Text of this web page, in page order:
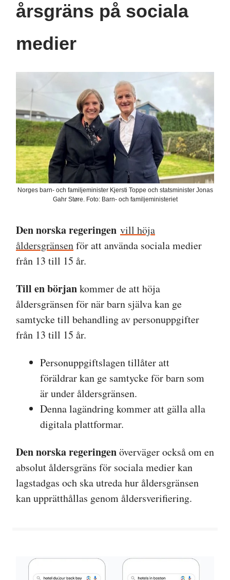
årsgräns på sociala
medier
Norges barn- och familjeminister Kjersti Toppe och statsminister Jonas
Gahr Støre. Foto: Barn- och familjeministeriet
Den norska regeringen vill höja
åldersgränsenför att använda sociala medier
från 13 till 15 år.
Till en börjankommer de att höja
åldersgränsen för när barn själva kan ge
samtycke till behandling av personuppgifter
från 13 till 15 år.
Personuppgiftslagen tillåter att
föräldrar kan ge samtycke för barn som
är under åldersgränsen.
Denna lagändring kommer att gälla alla
digitala plattformar.
Den norska regeringenöverväger också om en
absolut åldersgräns för sociala medier kan
lagstadgas och ska utreda hur åldersgränsen
kan upprätthållas genom åldersverifiering.